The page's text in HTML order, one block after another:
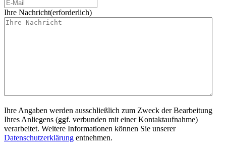
Ihre Nachricht(erforderlich)
Ihre Angaben werden ausschließlich zum Zweck der Bearbeitung
Ihres Anliegens (ggf. verbunden mit einer Kontaktaufnahme)
verarbeitet. Weitere Informationen können Sie unserer
Datenschutzerklärung entnehmen.